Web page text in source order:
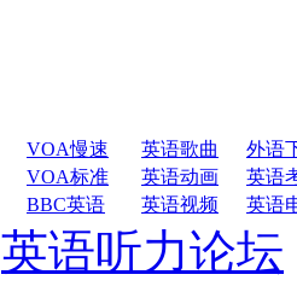
VOA慢速 英语歌曲
外语
VOA标准 英语动画
英语
BBC英语 英语视频 英语
英语听力论坛